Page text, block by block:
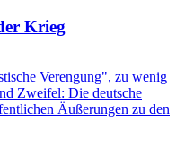
Krieg
Verengung", zu wenig
Zweifel: Die deutsche
Äußerungen zu den